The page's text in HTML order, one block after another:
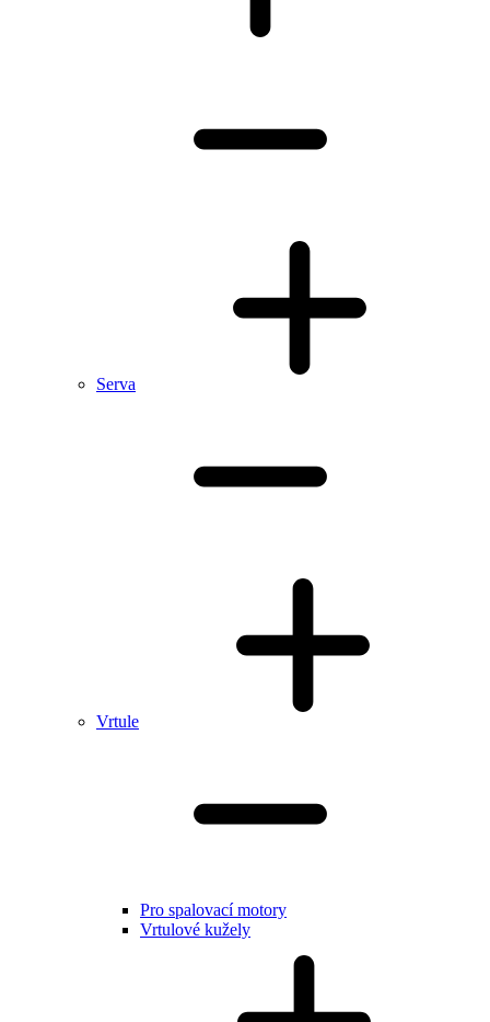
Serva
Vrtule
Pro spalovací motory
Vrtulové kužely